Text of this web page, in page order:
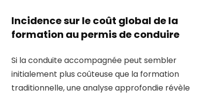
Incidence sur le coût global de la
formation au permis de conduire
Si la conduite accompagnée peut sembler
initialement plus coûteuse que la formation
traditionnelle, une analyse approfondie révèle